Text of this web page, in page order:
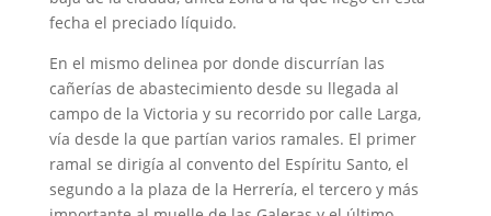
fecha el preciado líquido.
En el mismo delinea por donde discurrían las
cañerías de abastecimiento desde su llegada al
campo de la Victoria y su recorrido por calle Larga,
vía desde la que partían varios ramales. El primer
ramal se dirigía al convento del Espíritu Santo, el
segundo a la plaza de la Herrería, el tercero y más